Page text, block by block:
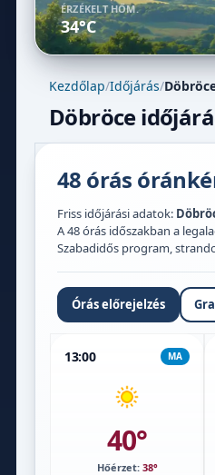
ÉRZÉKELT HŐM.
34°C
Kezdőlap/Időjárás/
Döbröce
48 órás
Friss időjárási adatok:
A 48 órás időszakban a
Szabadidős program,
Órás előrejelzés
13:00 MA
40°
Hőérzet: 38°